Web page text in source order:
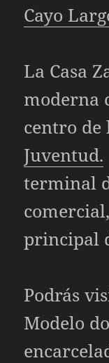
Cayo
La Casa
moderna
centro de
Juventud.
terminal
principal
Podrás
Modelo